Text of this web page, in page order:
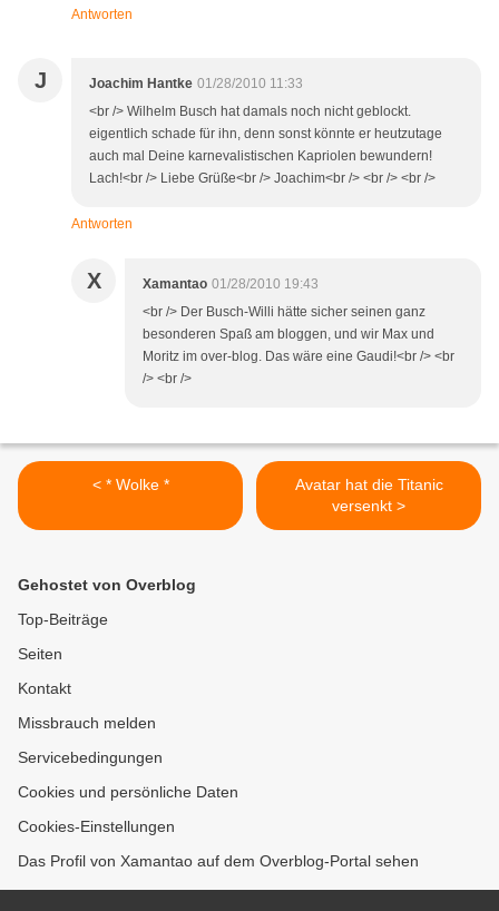
Antworten
J Joachim Hantke 01/28/2010 11:33
<br /> Wilhelm Busch hat damals noch nicht geblockt.
eigentlich schade für ihn, denn sonst könnte er heutzutage
auch mal Deine karnevalistischen Kapriolen bewundern!
Lach!<br /> Liebe Grüße<br /> Joachim<br /> <br /> <br />
Antworten
X Xamantao 01/28/2010 19:43
<br /> Der Busch-Willi hätte sicher seinen ganz
besonderen Spaß am bloggen, und wir Max und
Moritz im over-blog. Das wäre eine Gaudi!<br /> <br
/> <br />
< * Wolke *
Avatar hat die Titanic
versenkt >
Gehostet von Overblog
Top-Beiträge
Seiten
Kontakt
Missbrauch melden
Servicebedingungen
Cookies und persönliche Daten
Cookies-Einstellungen
Das Profil von Xamantao auf dem Overblog-Portal sehen